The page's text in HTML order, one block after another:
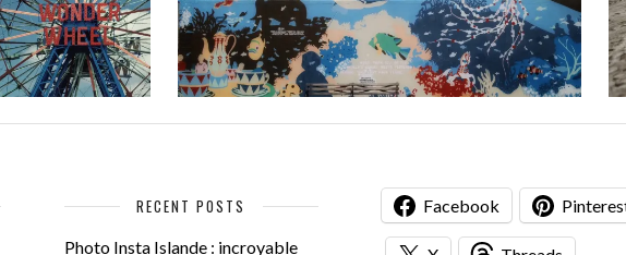
RECENT POSTS
Photo Insta Islande : incroyable
Facebook